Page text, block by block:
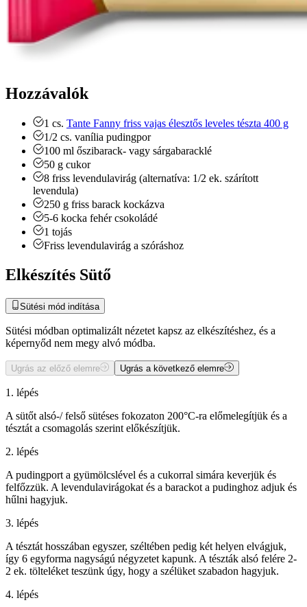
Hozzávalók
1 cs. Tante Fanny friss vajas élesztős leveles tészta 400 g
1/2 cs. vanília pudingpor
100 ml őszibarack- vagy sárgabaracklé
50 g cukor
8 friss levendulavirág (alternatíva: 1/2 ek. szárított
levendula)
250 g friss barack kockázva
5-6 kocka fehér csokoládé
1 tojás
Friss levendulavirág a szóráshoz
Elkészítés Sütő
Sütési mód indítása
Sütési módban optimalizált nézetet kapsz az elkészítéshez, és a
képernyőd nem megy alvó módba.
Ugrás az előző elemre Ugrás a következő elemre
1. lépés
A sütőt alsó-/ felső sütéses fokozaton 200°C-ra előmelegítjük és a
tésztát a csomagolás szerint előkészítjük.
2. lépés
A pudingport a gyümölcslével és a cukorral simára keverjük és
felfőzzük. A levendulavirágokat és a barackot a pudinghoz adjuk és
hűlni hagyjuk.
3. lépés
A tésztát hosszában egyszer, széltében pedig két helyen elvágjuk,
így 6 egyforma nagyságú négyzetet kapunk. A tészták alsó felére 2-
2 ek. tölteléket teszünk úgy, hogy a szélüket szabadon hagyjuk.
4. lépés